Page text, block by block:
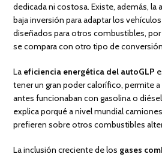
dedicada ni costosa. Existe, además, la
baja inversión para adaptar los
diseñados para otros combustibles,
se compara con otro tipo de
La eficiencia energética del autoGLP
tener un gran poder calorífico, permite
antes funcionaban con gasolina o
explica porqué a nivel mundial
prefieren sobre otros combustibles
La inclusión creciente de los gases